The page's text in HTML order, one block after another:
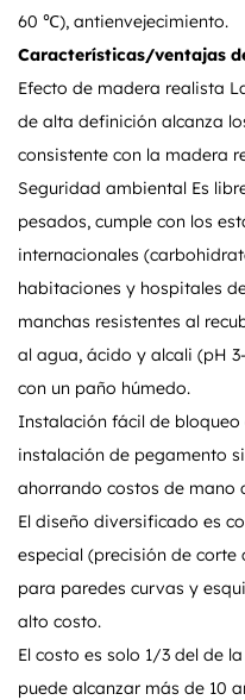
60 ℃), antienvejecimiento.
Características/ventajas
Efecto de madera realista
de alta definición alcanza
consistente con la madera
Seguridad ambiental Es
pesados, cumple con los
internacionales
habitaciones y hospitales
manchas resistentes al
al agua, ácido y alcali (pH
con un paño húmedo.
Instalación fácil de
instalación de pegamento
ahorrando costos de mano
El diseño diversificado es
especial (precisión de corte
para paredes curvas y
alto costo.
El costo es solo 1/3 del de
puede alcanzar más de 10